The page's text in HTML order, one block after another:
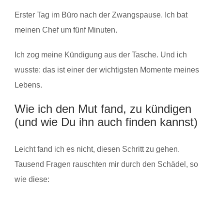
Erster Tag im Büro nach der Zwangspause. Ich bat
meinen Chef um fünf Minuten.
Ich zog meine Kündigung aus der Tasche. Und ich
wusste: das ist einer der wichtigsten Momente meines
Lebens.
Wie ich den Mut fand, zu kündigen
(und wie Du ihn auch finden kannst)
Leicht fand ich es nicht, diesen Schritt zu gehen.
Tausend Fragen rauschten mir durch den Schädel, so
wie diese: